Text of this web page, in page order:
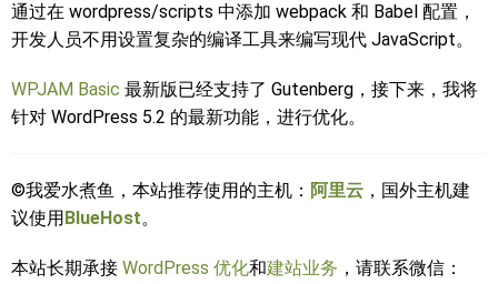
通过在 wordpress/scripts 中添加 webpack 和 Babel 配置，
开发人员不用设置复杂的编译工具来编写现代 JavaScript。
WPJAM Basic 最新版已经支持了 Gutenberg，接下来，我将
针对 WordPress 5.2 的最新功能，进行优化。
©我爱水煮鱼，本站推荐使用的主机： 阿里云 ，国外主机建
议使用BlueHost。
本站长期承接 WordPress 优化和建站业务 ，请联系微信：